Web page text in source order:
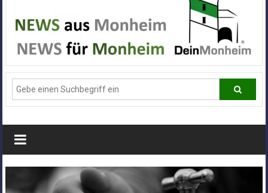
Alle
News
aus
Deiner
Stadt
Monheim